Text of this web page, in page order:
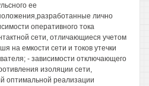
ее
лично
оперативного тока
сети, отличающиеся учетом
на емкости сети и токов утечки
- зависимости отключающего
изоляции сети,
оптимальной реализации